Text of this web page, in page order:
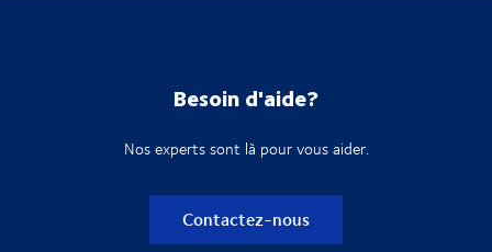
Besoin d'aide?
Nos experts sont là pour vous aider.
Contactez-nous